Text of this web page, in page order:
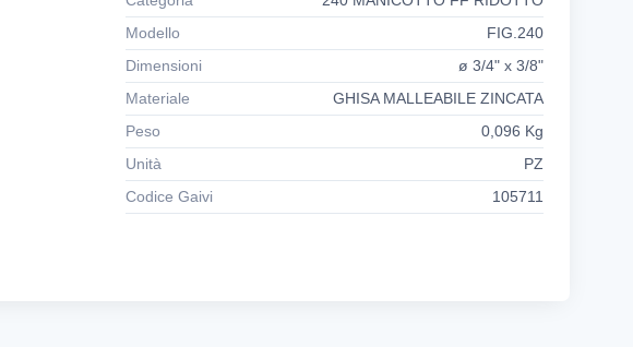
Modello
FIG.240
Dimensioni
ø 3/4" x 3/8"
Materiale
GHISA MALLEABILE ZINCATA
Peso
0,096 Kg
Unità
PZ
Codice Gaivi
105711